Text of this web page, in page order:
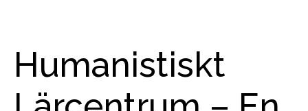
Humanistiskt